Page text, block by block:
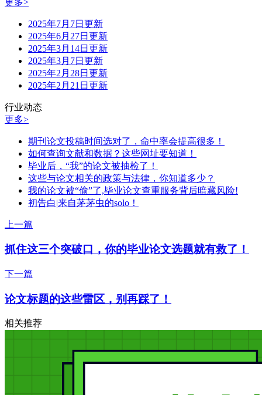
2025年7月7日更新
2025年6月27日更新
2025年3月14日更新
2025年3月7日更新
2025年2月28日更新
2025年2月21日更新
行业动态
更多>
期刊论文投稿时间选对了，命中率会提高很多！
如何查询文献和数据？这些网址要知道！
毕业后，“我”的论文被抽检了！
这些与论文相关的政策与法律，你知道多少？
我的论文被“偷”了,毕业论文查重服务背后暗藏风险!
初告白|来自茅茅虫的solo！
上一篇
抓住这三个突破口，你的毕业论文选题就有救了！
下一篇
论文标题的这些雷区，别再踩了！
相关推荐